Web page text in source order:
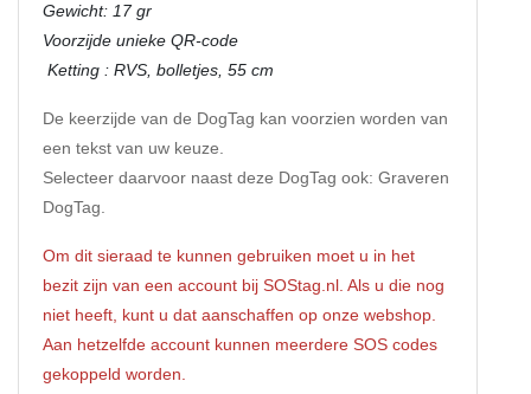
Gewicht: 17 gr
Voorzijde unieke QR-code
Ketting : RVS, bolletjes, 55 cm
De keerzijde van de DogTag kan voorzien worden van
een tekst van uw keuze.
Selecteer daarvoor naast deze DogTag ook: Graveren
DogTag.
Om dit sieraad te kunnen gebruiken moet u in het
bezit zijn van een account bij SOStag.nl. Als u die nog
niet heeft, kunt u dat aanschaffen op onze webshop.
Aan hetzelfde account kunnen meerdere SOS codes
gekoppeld worden.